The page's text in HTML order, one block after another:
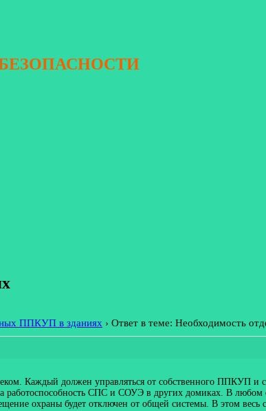
ППКУП в зданиях › Ответ в теме: Необходимость
Каждый должен управляться от собственного ППКУП и
работоспособность СПС и СОУЭ в других домиках. В
охраны будет отключен от общей системы. В этом весь